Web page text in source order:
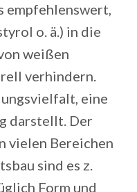
empfehlenswert,
o. ä.) in die
weißen
verhindern.
eine
darstellt. Der
vielen Bereichen
sind es z.
Form und